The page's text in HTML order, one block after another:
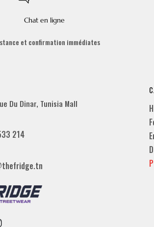
Chat en ligne
et confirmation immédiates
Du Dinar, Tunisia Mall
214